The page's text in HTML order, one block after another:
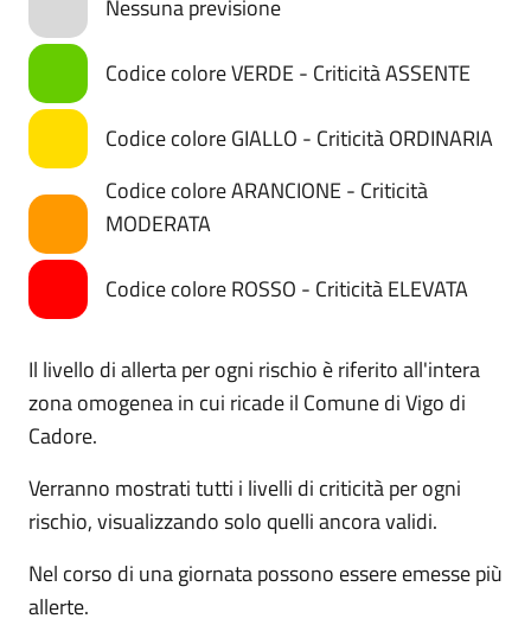
Nessuna previsione
Codice colore VERDE - Criticità ASSENTE
Codice colore GIALLO - Criticità ORDINARIA
Codice colore ARANCIONE - Criticità
MODERATA
Codice colore ROSSO - Criticità ELEVATA
Il livello di allerta per ogni rischio è riferito all'intera
zona omogenea in cui ricade il Comune di Vigo di
Cadore.
Verranno mostrati tutti i livelli di criticità per ogni
rischio, visualizzando solo quelli ancora validi.
Nel corso di una giornata possono essere emesse più
allerte.